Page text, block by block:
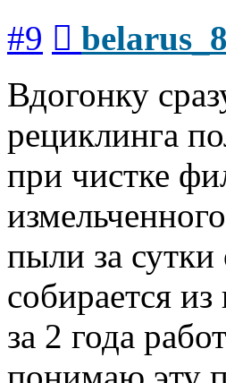
#9
Вдогонку
рециклинга
при чистке
пыли за сутки
собирается
за 2 года